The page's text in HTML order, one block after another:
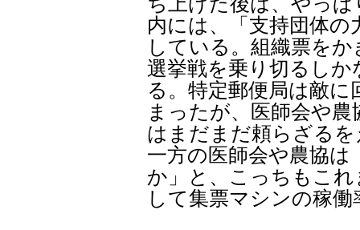
内には、「支持団体
している。組織票をか
選挙戦を乗り切るし
る。特定郵便局は敵に
まったが、医師会や
はまだまだ頼らざる
一方の医師会や農協は
か」と、こっちもこ
して集票マシンの稼